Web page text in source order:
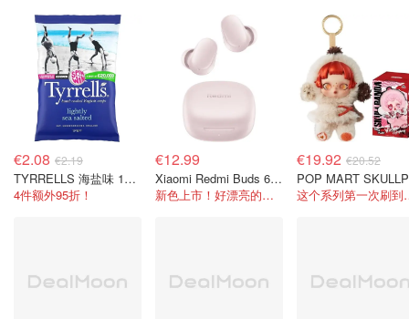
€2.08 €2.19
TYRRELLS 海盐味 150g
4件额外95折！
€12.99
Xiaomi Redmi Buds 6 Play 耳机
新色上市！好漂亮的冰莓粉~
€19.92 €20.52
这个系